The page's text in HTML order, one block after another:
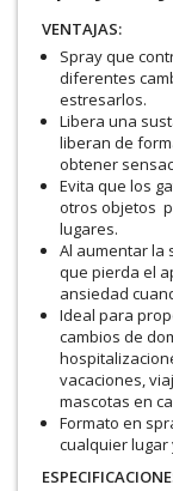
VENTAJAS:
Spray que
diferentes
estresarlos.
Libera una
liberan de
obtener
Evita que los
otros objetos
lugares.
Al aumentar la
que pierda el
ansiedad
Ideal para
cambios de
vacaciones,
mascotas en
Formato en
cualquier lugar